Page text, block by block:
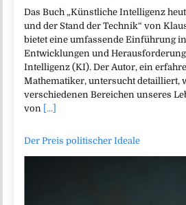
Das Buch „Künstliche Intelligenz
und der Stand der Technik“ von
bietet eine umfassende Einführung
Entwicklungen und
Intelligenz (KI). Der Autor, ein
Mathematiker, untersucht detailliert,
verschiedenen Bereichen unseres
von [...]
Der Preis politischer Ideale